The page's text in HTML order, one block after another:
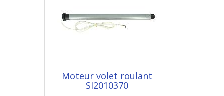
Moteur volet roulant
SI2010370